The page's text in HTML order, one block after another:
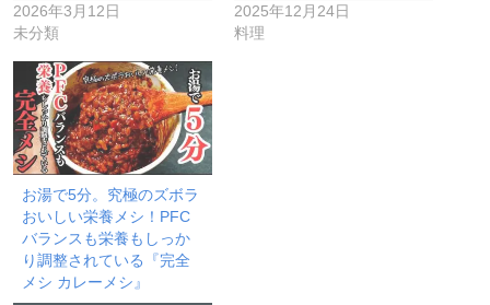
2026年3月12日
未分類
2025年12月24日
料理
お湯で5分。究極のズボラ
おいしい栄養メシ！PFC
バランスも栄養もしっか
り調整されている『完全
メシ カレーメシ』